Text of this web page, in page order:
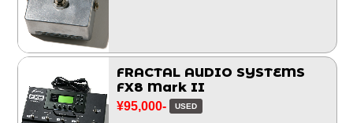
FRACTAL AUDIO SYSTEMS
FX8 Mark II
¥95,000- USED